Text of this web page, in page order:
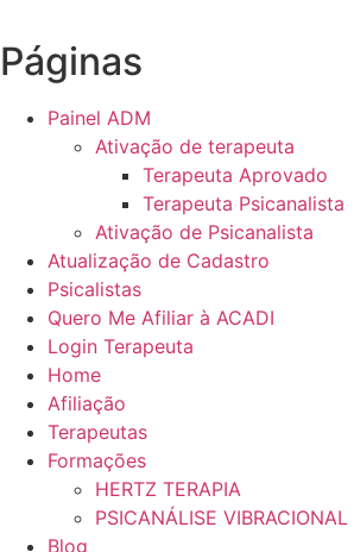
Páginas
Painel ADM
Ativação de terapeuta
Terapeuta Aprovado
Terapeuta Psicanalista
Ativação de Psicanalista
Atualização de Cadastro
Psicalistas
Quero Me Afiliar à ACADI
Login Terapeuta
Home
Afiliação
Terapeutas
Formações
HERTZ TERAPIA
PSICANÁLISE
Blog